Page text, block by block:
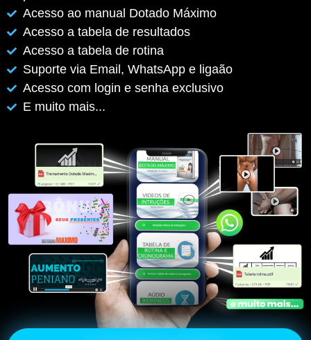
Acesso ao manual Dotado Máximo
Acesso a tabela de resultados
Acesso a tabela de rotina
Suporte via Email, WhatsApp e ligaão
Acesso com login e senha exclusivo
E muito mais...